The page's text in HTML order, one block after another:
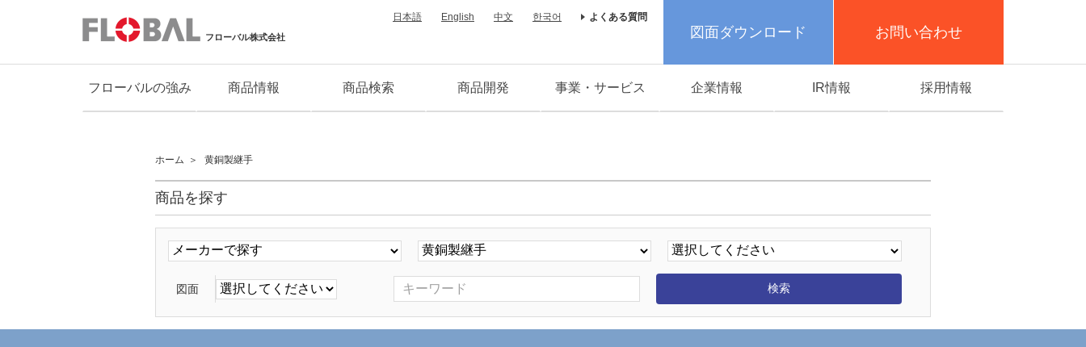
フローバル株式会社
日本語 English 中文 한국어 よくある質問
図面ダウンロード お問い合わせ
フローバルの強み 商品情報 商品検索 商品開発 事業・サービス 企業情報 IR情報 採用情報
ホーム 黄銅製継手
商品を探す
図面